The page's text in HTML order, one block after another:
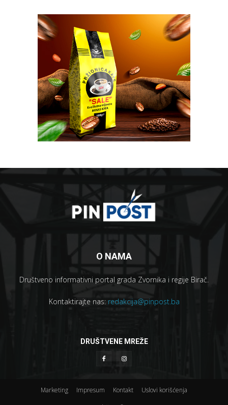
O NAMA
Društveno informativni portal grada Zvornika i regije Birač.
Kontaktirajte nas: redakcija@pinpost.ba
DRUŠTVENE MREŽE
Marketing Impresum Kontakt
Uslovi korišćenja